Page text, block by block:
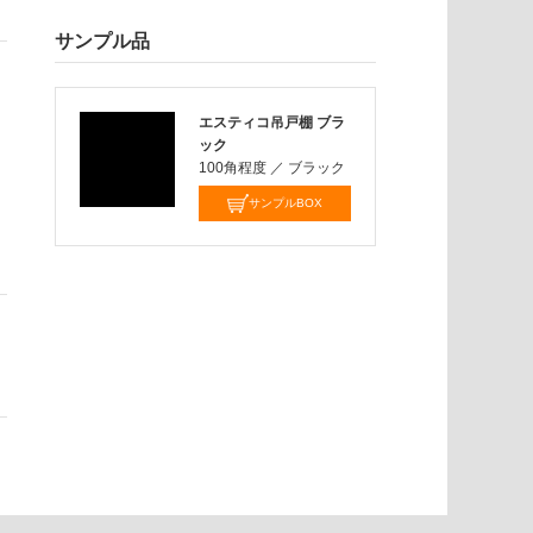
サンプル品
エスティコ吊戸棚 ブラ
ック
100角程度 ／ ブラック
サンプルBOX